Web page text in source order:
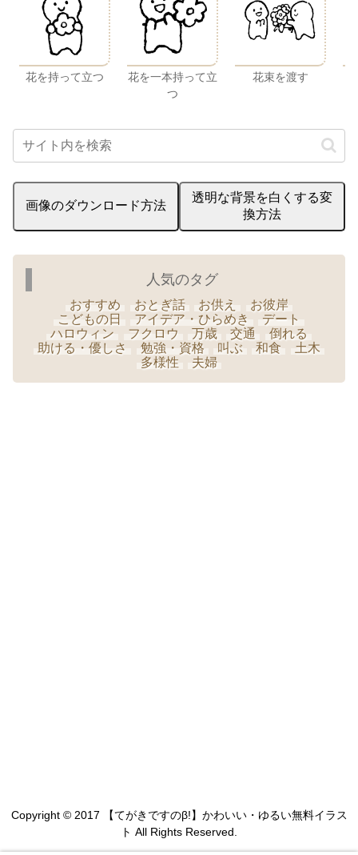
花を持って立つ
花を一本持って立
つ
花束を渡す
画像のダウンロード方法
透明な背景を白くする変
換方法
人気のタグ
おすすめ おとぎ話 お供え
お彼岸
こどもの日
アイデア・ひらめき
デート
ハロウィン
フクロウ 万歳 交通
倒れる
助ける・優しさ
勉強・資格 叫ぶ 和食
土木
多様性
夫婦
Copyright © 2017 【てがきですのβ!】かわいい・ゆるい無料イラス
ト All Rights Reserved.